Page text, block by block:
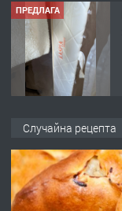
ПРЕДЛАГА
Случайна рецепта